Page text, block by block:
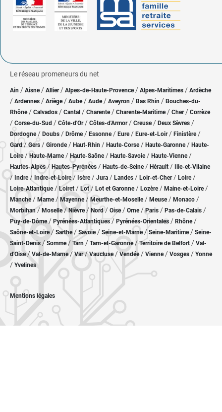
Le réseau promeneurs du net
Ain / Aisne/ Allier/ Alpes-de-Haute-Provence / Alpes-Maritimes / Ardèche
/ Ardennes / Ariège/ Aube/ Aude / Aveyron / Bas Rhin / Bouches-du-
Rhône/ Calvados / Cantal / Charente / Charente-Maritime/ Cher / Corrèze
/ Corse-du-Sud / Côte-d'Or / Côtes-d'Armor/ Creuse/ Deux Sèvres /
Dordogne/ Doubs / Drôme/ Essonne / Eure/ Eure-et-Loir / Finistère/
Gard/Gers / Gironde/ Haut-Rhin / Haute-Corse/ Haute-Garonne/ Haute-
Loire/Haute-Marne/ Haute-Saône/ Haute-Savoie/ Haute-Vienne/
Hautes-Alpes/ Hautes-Pyrénées / Hauts-de-Seine/ Hérault / Ille-et-Vilaine
/ Indre/ Indre-et-Loire/ Isère/ Jura / Landes / Loir-et-Cher/ Loire/
Loire-Atlantique/ Loiret / Lot/ Lot et Garonne/ Lozère / Maine-et-Loire/
Manche/ Marne/ Mayenne/ Meurthe-et-Moselle/ Meuse/ Monaco /
Morbihan/ Moselle/ Nièvre / Nord/ Oise / Orne/Paris / Pas-de-Calais /
Puy-de-Dôme/ Pyrénées-Atlantiques / Pyrénées-Orientales / Rhône/
Saône-et-Loire/ Sarthe/ Savoie/ Seine-et-Marne/ Seine-Maritime/ Seine-
Saint-Denis /Somme/ Tarn / Tarn-et-Garonne/Territoire de Belfort / Val-
d'Oise/ Val-de-Marne/Var/Vaucluse/ Vendée/ Vienne/ Vosges / Yonne
/ Yvelines
Mentions légales